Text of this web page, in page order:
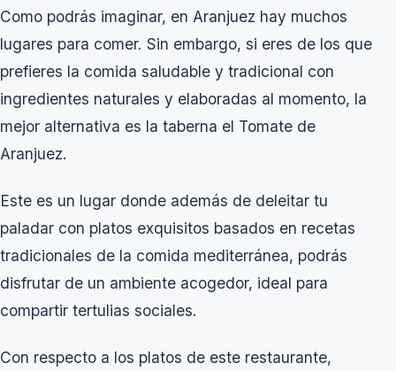
Como podrás imaginar, en Aranjuez hay muchos
lugares para comer. Sin embargo, si eres de los que
prefieres la comida saludable y tradicional con
ingredientes naturales y elaboradas al momento, la
mejor alternativa es la taberna el Tomate de
Aranjuez.
Este es un lugar donde además de deleitar tu
paladar con platos exquisitos basados en recetas
tradicionales de la comida mediterránea, podrás
disfrutar de un ambiente acogedor, ideal para
compartir tertulias sociales.
Con respecto a los platos de este restaurante,